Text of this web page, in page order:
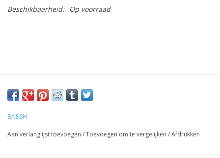
Beschikbaarheid: Op voorraad
BA&SH
Aan verlanglijst toevoegen /Toevoegen om te vergelijken /Afdrukken